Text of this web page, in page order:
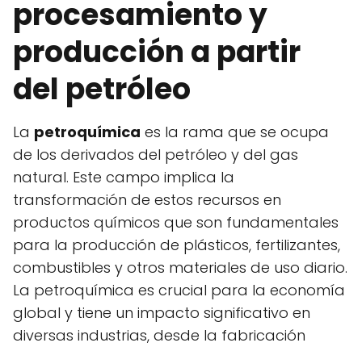
procesamiento y
producción a partir
del petróleo
La petroquímica es la rama que se ocupa
de los derivados del petróleo y del gas
natural. Este campo implica la
transformación de estos recursos en
productos químicos que son fundamentales
para la producción de plásticos, fertilizantes,
combustibles y otros materiales de uso diario.
La petroquímica es crucial para la economía
global y tiene un impacto significativo en
diversas industrias, desde la fabricación